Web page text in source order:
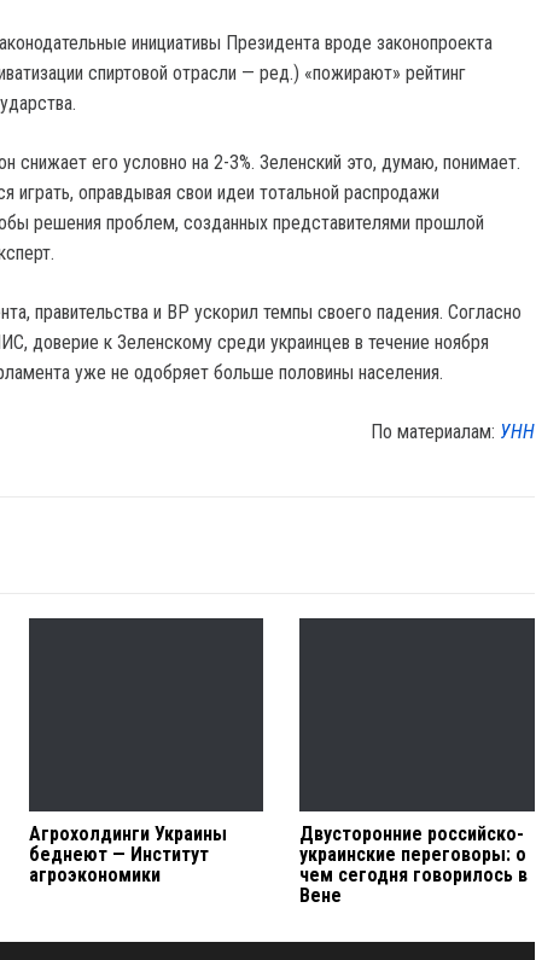
инициативы Президента вроде законопроекта
спиртовой отрасли — ред.) «пожирают» рейтинг
снижает его условно на 2-3%. Зеленский это, думаю, понимает.
играть, оправдывая свои идеи тотальной распродажи
решения проблем, созданных представителями прошлой
правительства и ВР ускорил темпы своего падения. Согласно
доверие к Зеленскому среди украинцев в течение ноября
уже не одобряет больше половины населения.
По материалам: УНН
Агрохолдинги Украины
беднеют — Институт
агроэкономики
Двусторонние российско-
украинские переговоры: о
чем сегодня говорилось в
Вене